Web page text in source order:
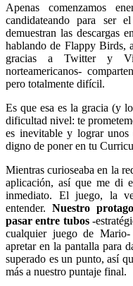
Apenas comenzamos
candidateando para ser
demuestran las descargas
hablando de Flappy Birds,
gracias a Twitter y
norteamericanos-
pero totalmente difícil.
Es que esa es la gracia (y
dificultad nivel: te
es inevitable y lograr
digno de poner en tu
Mientras curioseaba en la
aplicación, así que me di
inmediato. El juego, la
entender.Nuestro
pasar entre tubos-
cualquier juego de Mario-
apretar en la pantalla para
superado es un punto, así
más a nuestro puntaje final.